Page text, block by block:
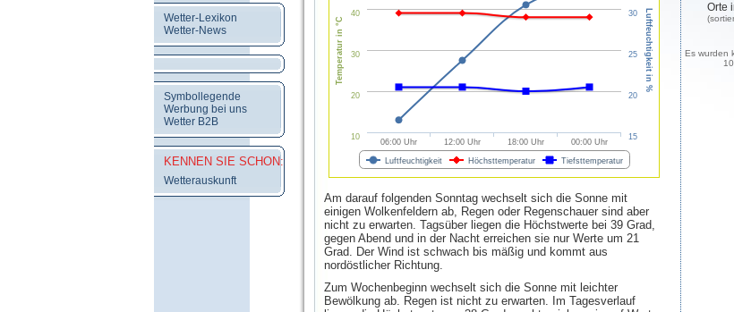
Wetter-Lexikon
Wetter-News
Symbollegende
Werbung bei uns
Wetter B2B
KENNEN SIE SCHON:
Wetterauskunft
Temperatur in °C Luftfeuchtigkeit in %
Luftfeuchtigkeit Höchsttemperatur Tiefsttemperatur
06:00 Uhr 12:00 Uhr 18:00 Uhr 00:00 Uhr
20
30
40
10 15
20
25
30
Am darauf folgenden Sonntag wechselt sich die Sonne mit
einigen Wolkenfeldern ab, Regen oder Regenschauer sind aber
nicht zu erwarten. Tagsüber liegen die Höchstwerte bei 39 Grad,
gegen Abend und in der Nacht erreichen sie nur Werte um 21
Grad. Der Wind ist schwach bis mäßig und kommt aus
nordöstlicher Richtung.
Zum Wochenbeginn wechselt sich die Sonne mit leichter
Bewölkung ab. Regen ist nicht zu erwarten. Im Tagesverlauf
Orte
Es wurden